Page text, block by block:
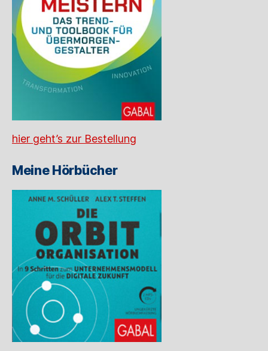
hier geht’s zur Bestellung
Meine Hörbücher